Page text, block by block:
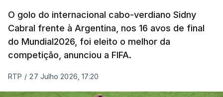
O golo do internacional cabo-verdiano Sidny
Cabral frente à Argentina, nos 16 avos de final
do Mundial2026, foi eleito o melhor da
competição, anunciou a FIFA.
RTP / 27 Julho 2026, 17:20